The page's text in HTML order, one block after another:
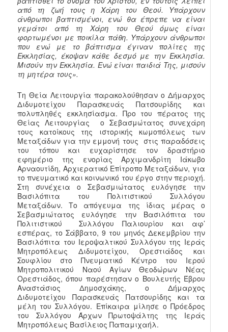
από τη ζωή τους η Χάρη του Θεού. Υπάρχουν
άνθρωποι βαπτισμένοι, ενώ θα έπρεπε να είναι
γεμάτοι από τη Χάρη του Θεού όμως είναι
φορτωμένοι με ποικίλα πάθη. Υπάρχουν άνθρωποι
που ενώ με το βάπτισμα έγιναν πολίτες της
Εκκλησίας, έκοψαν κάθε δεσμό με την Εκκλησία.
Μισούν την Εκκλησία. Ενώ είναι παιδιά Της, μισούν
τη μητέρα τους».
Τη Θεία Λειτουργία παρακολούθησαν ο Δήμαρχος
Διδυμοτείχου Παρασκευάς Πατσουρίδης και
πολυπληθές εκκλησίασμα. Προ του πέρατος της
Θείας Λειτουργίας ο Σεβασμώτατος συνεχάρη
τους κατοίκους της ιστορικής κωμοπόλεως των
Μεταξάδων για την εμμονή τους στις παραδόσεις
του τόπου και ευχαρίστησε τον δραστήριο
εφημέριο της ενορίας Αρχιμανδρίτη Ιάκωβο
Αρναουτίδη, Αρχιερατικό Επίτροπο Μεταξάδων, για
το πνευματικό και κοινωνικό του έργο στην περιοχή.
Στη συνέχεια ο Σεβασμιώτατος ευλόγησε την
Βασιλόπιτα του Πολιτιστικού Συλλόγου
Μεταξάδων. Το απόγευμα της ίδιας μέρας ο
Σεβασμιώτατος ευλόγησε την Βασιλόπιτα του
Πολιτιστικού Συλλόγου Παλιουρίου και αφ’
εσπέρας, το Σάββατο, 9 του μηνός Δεκεμβρίου την
Βασιλόπιτα του Ιεροψαλτικού Συλλόγου της Ιεράς
Μητροπόλεως Διδυμοτείχου, Ορεστιάδος και
Σουφλίου στο Πνευματικό Κέντρο του Ιερού
Μητροπολιτικού Ναού Αγίων Θεοδώρων Νέας
Ορεστιάδος, όπου παρέστησαν ο Βουλευτής Έβρου
Αναστάσιος Δημοσχάκης, ο Δήμαρχος
Διδυμοτείχου Παρασκευάς Πατσουρίδης και τα
μέλη του Συλλόγου. Επίκαιρα μίλησε ο Πρόεδρος
του Συλλόγου Άρχων Πρωτοψάλτης της Ιεράς
Μητροπόλεως Βασίλειος Παπαμιχαήλ.